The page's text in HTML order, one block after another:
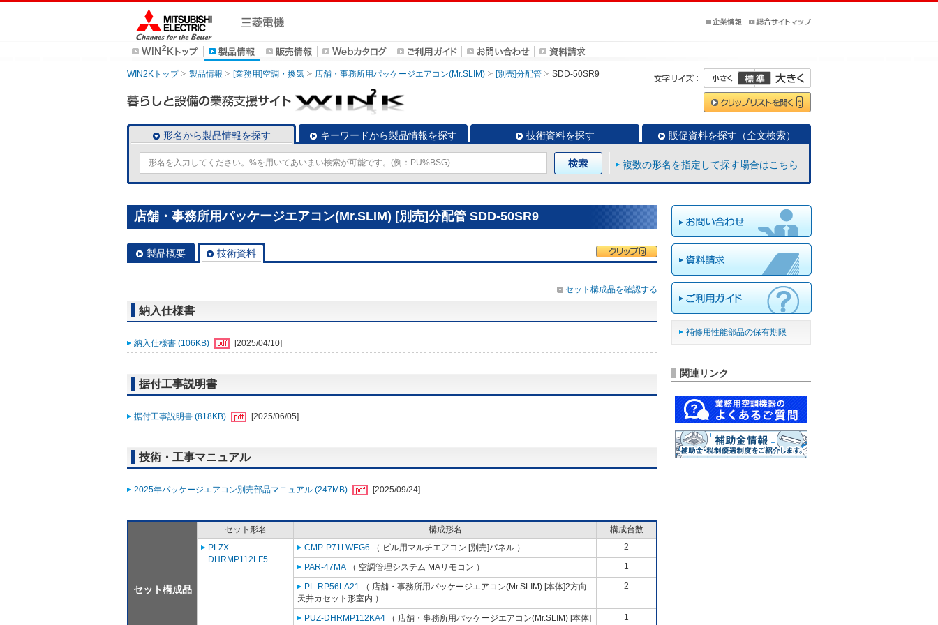
WIN2Kトップ 製品情報 [業務用]空調・換気 店舗・事務所用パッケージエアコン(Mr.SLIM) [別売]分配管 SDD-50SR9
形名から製品情報を探す キーワードから製品情報を探す 技術資料を探す 販促資料を探す（全文検索）
複数の形名を指定して探す場合はこちら
店舗・事務所用パッケージエアコン(Mr.SLIM) [別売]分配管 SDD-50SR9
製品概要 技術資料
セット構成品を確認する
納入仕様書
納入仕様書 (106KB) [2025/04/10]
据付工事説明書
据付工事説明書 (818KB) [2025/06/05]
技術・工事マニュアル
2025年パッケージエアコン別売部品マニュアル (247MB) [2025/09/24]
セット構成品
セット形名 構成形名
構成台数
PLZX-
DHRMP112LF5
CMP-P71LWEG6 （ ビル用マルチエアコン [別売]パネル ） 2
PAR-47MA （ 空調管理システム MAリモコン ） 1
PL-RP56LA21 （ 店舗・事務所用パッケージエアコン(Mr.SLIM) [本体]2方向
天井カセット形室内 ）
2
PUZ-DHRMP112KA4 （ 店舗・事務所用パッケージエアコン(Mr.SLIM) [本体] 1
補修用性能部品の保有期限
関連リンク